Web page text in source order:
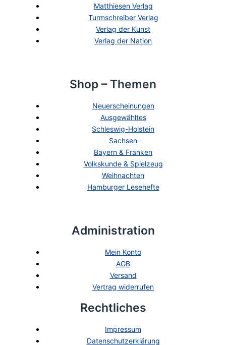
Matthiesen Verlag
Turmschreiber Verlag
Verlag der Kunst
Verlag der Nation
Shop – Themen
Neuerscheinungen
Ausgewähltes
Schleswig-Holstein
Sachsen
Bayern & Franken
Volkskunde & Spielzeug
Weihnachten
Hamburger Lesehefte
Administration
Mein Konto
AGB
Versand
Vertrag widerrufen
Rechtliches
Impressum
Datenschutzerklärung